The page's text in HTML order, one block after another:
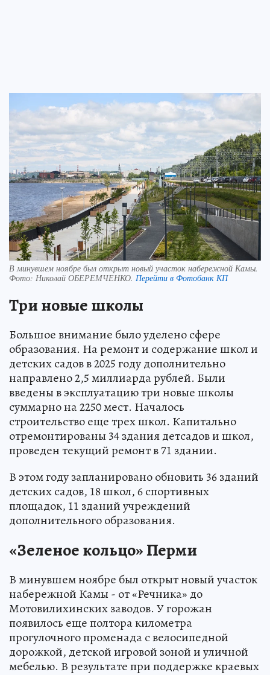
В минувшем ноябре был открыт новый участок набережной Камы.
Фото: Николай ОБЕРЕМЧЕНКО. Перейти в Фотобанк КП
Три новые школы
Большое внимание было уделено сфере
образования. На ремонт и содержание школ и
детских садов в 2025 году дополнительно
направлено 2,5 миллиарда рублей. Были
введены в эксплуатацию три новые школы
суммарно на 2250 мест. Началось
строительство еще трех школ. Капитально
отремонтированы 34 здания детсадов и школ,
проведен текущий ремонт в 71 здании.
В этом году запланировано обновить 36 зданий
детских садов, 18 школ, 6 спортивных
площадок, 11 зданий учреждений
дополнительного образования.
«Зеленое кольцо» Перми
В минувшем ноябре был открыт новый участок
набережной Камы - от «Речника» до
Мотовилихинских заводов. У горожан
появилось еще полтора километра
прогулочного променада с велосипедной
дорожкой, детской игровой зоной и уличной
мебелью. В результате при поддержке краевых